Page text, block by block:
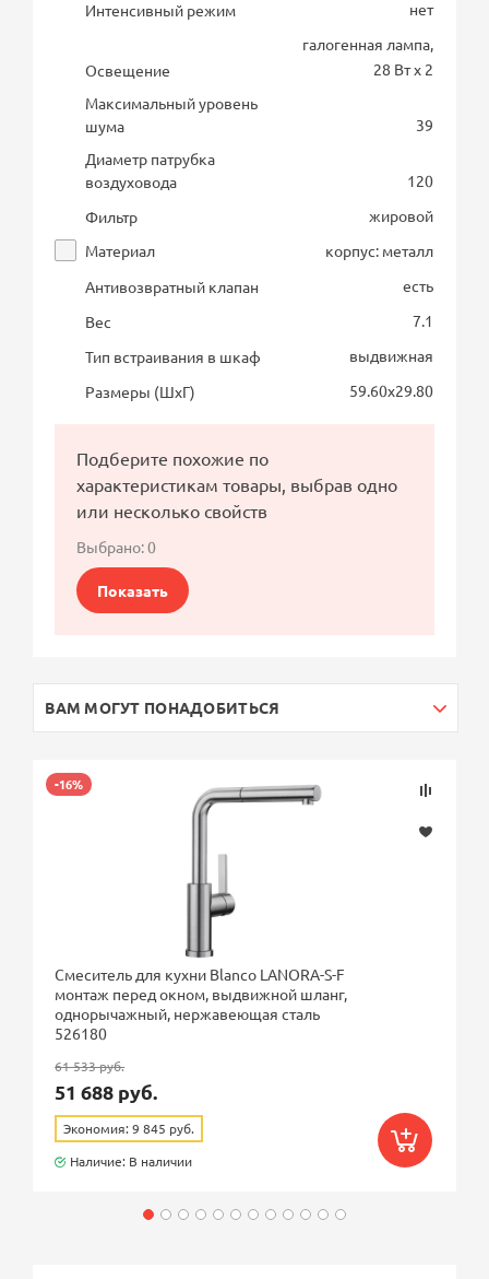
Интенсивный режим нет
Освещение
галогенная лампа,
28 Вт х 2
Максимальный уровень
шума
39
Диаметр патрубка
воздуховода
120
Фильтр
жировой
Материал
корпус: металл
Антивозвратный клапан
есть
Вес
7.1
Тип встраивания в шкаф
выдвижная
Размеры (ШхГ)
59.60х29.80
Подберите похожие по
характеристикам товары, выбрав одно
или несколько свойств
Выбрано:0
Показать
ВАМ МОГУТ ПОНАДОБИТЬСЯ
-16%
Смеситель для кухни Blanco LANORA-S-F
монтаж перед окном, выдвижной шланг,
однорычажный, нержавеющая сталь
526180
61 533 руб.
51 688 руб.
Экономия: 9 845 руб.
Наличие: В наличии